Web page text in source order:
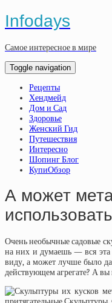
Infodays
Самое интересное в мире
Toggle navigation
Рецепты
Хендмейд
Дом и Сад
Здоровье
Женский Гид
Путешествия
Интересно
Шопинг Блог
КупиОбзор
А может
Очень необычные садовые
на них и думаешь — вся эта
виду, а может лучше было
действующем агрегате? А